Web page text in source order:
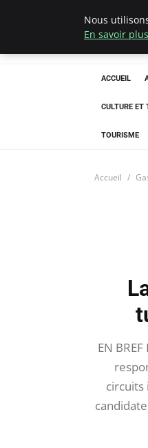
ACCUEIL
CULTURE ET
TOURISME
Accueil
EN
circuits
Nous
En savoir plus